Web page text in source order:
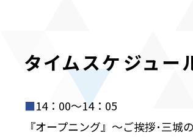
タイムスケジュー
■14：00～14：05
『オープニング』～ご挨拶･三城